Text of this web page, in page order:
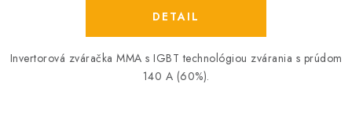
Invertorová zváračka MMA s IGBT technológiou zvárania s prúdom
140 A (60%).